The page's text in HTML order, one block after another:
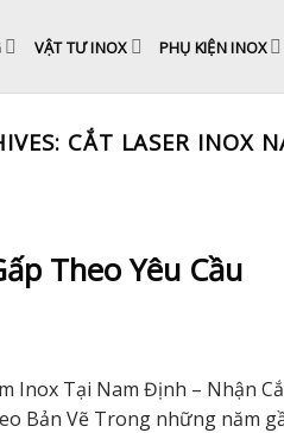
VẬT TƯ INOX PHỤ KIỆN INOX
CẮT LASER INOX
Theo Yêu Cầu
Inox Tại Nam Định – Nhận
Bản Vẽ Trong những năm